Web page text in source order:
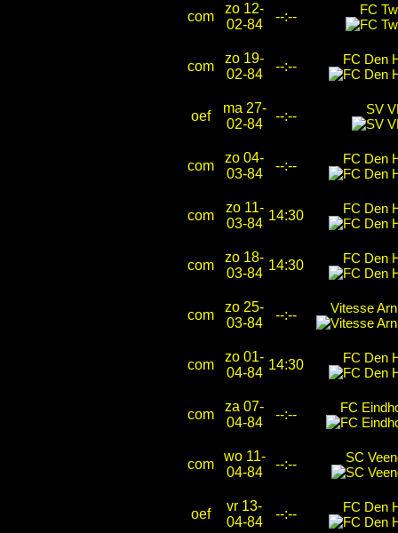
com
zo 12-
02-84
--:-- FC
com
zo 19-
02-84
--:-- FC Den
oef
ma 27-
02-84
--:-- SV
com
zo 04-
03-84
--:-- FC Den
com
zo 11-
03-84
14:30 FC Den
com
zo 18-
03-84
14:30 FC Den
com
zo 25-
03-84
--:-- Vitesse
com
zo 01-
04-84
14:30 FC Den
com
za 07-
04-84
--:-- FC
com
wo 11-
04-84
--:-- SC
oef
vr 13-
04-84
--:-- FC Den